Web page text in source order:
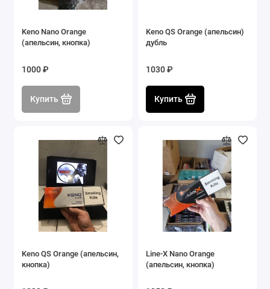
Keno Nano Orange
(апельсин, кнопка)
1000 ₽
Купить
Keno QS Orange (апельсин)
дубль
1030 ₽
Купить
Keno QS Orange (апельсин,
кнопка)
Line-X Nano Orange
(апельсин, кнопка)